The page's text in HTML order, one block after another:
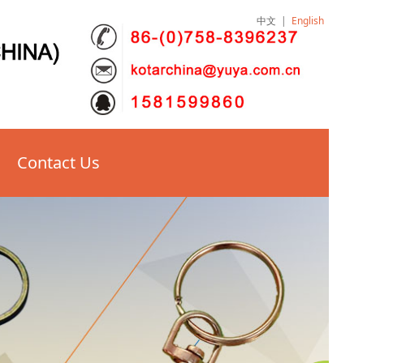
Contact Us
中文 | English